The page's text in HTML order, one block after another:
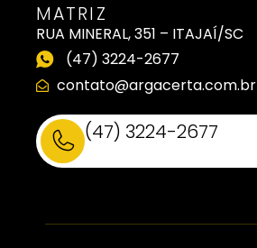
MATRIZ
RUA MINERAL, 351 – ITAJAÍ/SC
(47) 3224-2677
contato@argacerta.com.br
(47) 3224-2677